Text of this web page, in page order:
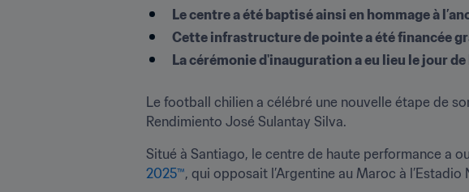
Le centre a été baptisé ainsi en hommage à
Cette infrastructure de pointe a été financée
La cérémonie d'inauguration a eu lieu le jour de
Le football chilien a célébré une nouvelle étape de
Rendimiento José Sulantay Silva.
Situé à Santiago, le centre de haute performance a
2025™, qui opposait l’Argentine au Maroc à